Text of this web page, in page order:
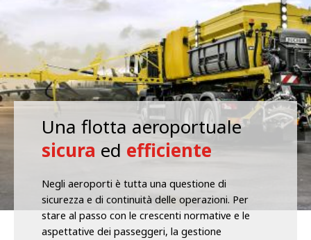
Una flotta aeroportuale
sicura ed efficiente
Negli aeroporti è tutta una questione di
sicurezza e di continuità delle operazioni. Per
stare al passo con le crescenti normative e le
aspettative dei passeggeri, la gestione